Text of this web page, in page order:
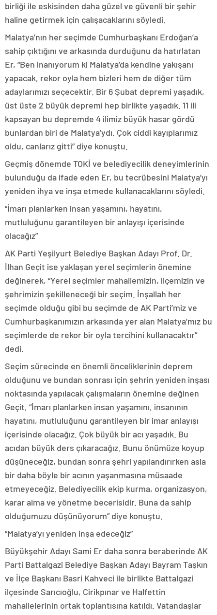
birliği ile eskisinden daha güzel ve güvenli bir şehir
haline getirmek için çalışacaklarını söyledi.
Malatya’nın her seçimde Cumhurbaşkanı Erdoğan’a
sahip çıktığını ve arkasında durduğunu da hatırlatan
Er, “Ben inanıyorum ki Malatya’da kendine yakışanı
yapacak, rekor oyla hem bizleri hem de diğer tüm
adaylarımızı seçecektir. Bir 6 Şubat depremi yaşadık,
üst üste 2 büyük depremi hep birlikte yaşadık. 11 ili
kapsayan bu depremde 4 ilimiz büyük hasar gördü
bunlardan biri de Malatya’ydı. Çok ciddi kayıplarımız
oldu, canlarız gitti” diye konuştu.
Geçmiş dönemde TOKİ ve belediyecilik deneyimlerinin
bulunduğu da ifade eden Er, bu tecrübesini Malatya’yı
yeniden ihya ve inşa etmede kullanacaklarını söyledi.
“İmarı planlarken insan yaşamını, hayatını,
mutluluğunu garantileyen bir anlayışı içerisinde
olacağız”
AK Parti Yeşilyurt Belediye Başkan Adayı Prof. Dr.
İlhan Geçit ise yaklaşan yerel seçimlerin önemine
değinerek, “Yerel seçimler mahallemizin, ilçemizin ve
şehrimizin şekilleneceği bir seçim. İnşallah her
seçimde olduğu gibi bu seçimde de AK Parti’miz ve
Cumhurbaşkanımızın arkasında yer alan Malatya’mız bu
seçimlerde de rekor bir oyla tercihini kullanacaktır”
dedi.
Seçim sürecinde en önemli önceliklerinin deprem
olduğunu ve bundan sonrası için şehrin yeniden inşası
noktasında yapılacak çalışmaların önemine değinen
Geçit, “İmarı planlarken insan yaşamını, insanının
hayatını, mutluluğunu garantileyen bir imar anlayışı
içerisinde olacağız. Çok büyük bir acı yaşadık. Bu
acıdan büyük ders çıkaracağız. Bunu önümüze koyup
düşüneceğiz, bundan sonra şehri yapılandırırken asla
bir daha böyle bir acının yaşanmasına müsaade
etmeyeceğiz. Belediyecilik ekip kurma, organizasyon,
karar alma ve yönetme becerisidir. Buna da sahip
olduğumuzu düşünüyorum” diye konuştu.
“Malatya’yı yeniden inşa edeceğiz”
Büyükşehir Adayı Sami Er daha sonra beraberinde AK
Parti Battalgazi Belediye Başkan Adayı Bayram Taşkın
ve İlçe Başkanı Basri Kahveci ile birlikte Battalgazi
ilçesinde Sarıcıoğlu, Cirikpınar ve Halfettin
mahallelerinin ortak toplantısına katıldı. Vatandaşlar